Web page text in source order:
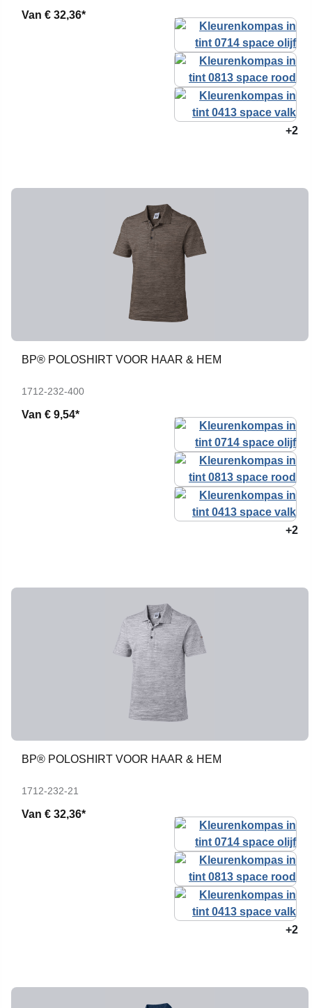
Van € 32,36*
+2
BP® POLOSHIRT VOOR HAAR & HEM
1712-232-400
Van € 9,54*
+2
BP® POLOSHIRT VOOR HAAR & HEM
1712-232-21
Van € 32,36*
+2